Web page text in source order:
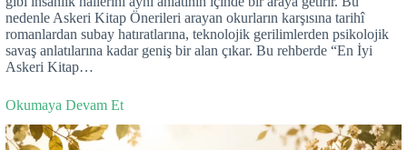
nedenle Askeri Kitap Önerileri arayan okurların karşısına tarihî
romanlardan subay hatıratlarına, teknolojik gerilimlerden psikolojik
savaş anlatılarına kadar geniş bir alan çıkar. Bu rehberde “En İyi
Askeri Kitap…
Okumaya Devam Et